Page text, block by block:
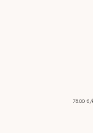
78.00 €/